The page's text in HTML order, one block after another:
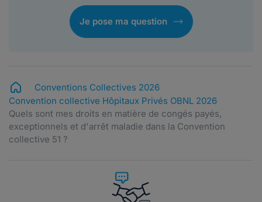
Je pose ma question
Conventions Collectives 2026
Convention collective Hôpitaux Privés OBNL 2026
Quels sont mes droits en matière de congés payés,
exceptionnels et d'arrêt maladie dans la Convention
collective 51 ?